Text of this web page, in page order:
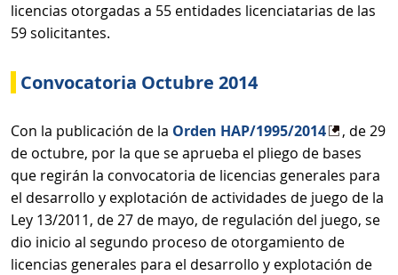
licencias otorgadas a 55 entidades licenciatarias de las
59 solicitantes.
Convocatoria Octubre 2014
Con la publicación de la Orden HAP/1995/2014
, de 29
de octubre, por la que se aprueba el pliego de bases
que regirán la convocatoria de licencias generales para
el desarrollo y explotación de actividades de juego de la
Ley 13/2011, de 27 de mayo, de regulación del juego, se
dio inicio al segundo proceso de otorgamiento de
licencias generales para el desarrollo y explotación de